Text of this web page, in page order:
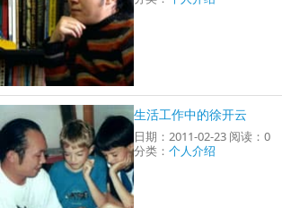
生活工作中的徐开云
日期：2011-02-23 阅读：0
分类：个人介绍